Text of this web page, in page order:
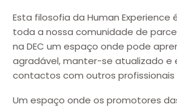
Esta filosofia da Human Experience
toda a nossa comunidade de
na DEC um espaço onde pode
agradável, manter-se atualizado e
contactos com outros profissionais
Um espaço onde os promotores